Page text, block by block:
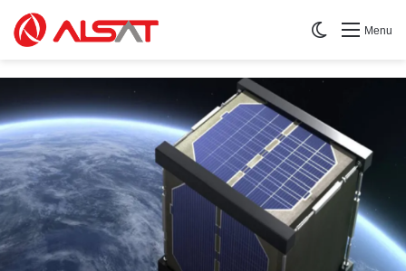
Menu
Switch skin